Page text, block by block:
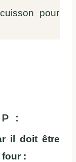
pour
:
il doit être
: